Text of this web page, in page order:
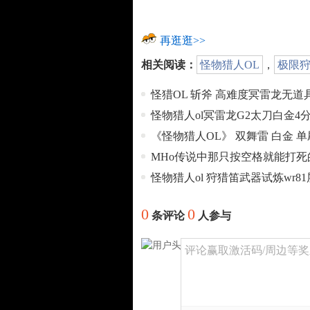
再逛逛>>
相关阅读： 怪物猎人OL ， 极限
怪猎OL 斩斧 高难度冥雷龙无道
怪物猎人ol冥雷龙G2太刀白金4
《怪物猎人OL》 双舞雷 白金
MHo传说中那只按空格就能打死
怪物猎人ol 狩猎笛武器试炼wr81
0 条评论0 人参与
评论赢取激活码/周边等